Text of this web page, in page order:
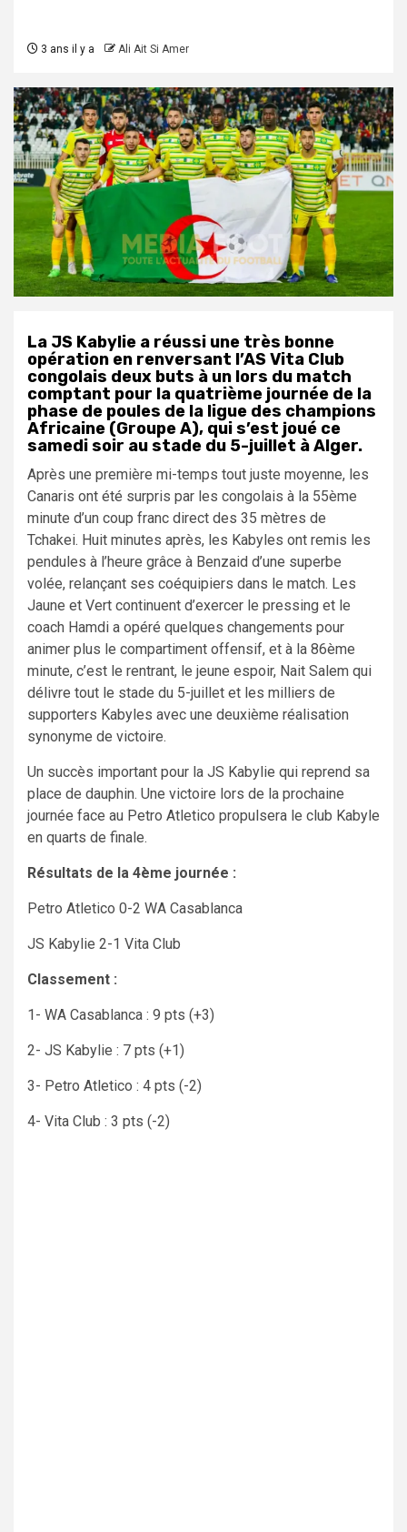
3 ans il y a Ali Ait Si Amer
La JS Kabylie a réussi une très bonne
opération en renversant l’AS Vita Club
congolais deux buts à un lors du match
comptant pour la quatrième journée de la
phase de poules de la ligue des champions
Africaine (Groupe A), qui s’est joué ce
samedi soir au stade du 5-juillet à Alger.
Après une première mi-temps tout juste moyenne, les
Canaris ont été surpris par les congolais à la 55ème
minute d’un coup franc direct des 35 mètres de
Tchakei. Huit minutes après, les Kabyles ont remis les
pendules à l’heure grâce à Benzaid d’une superbe
volée, relançant ses coéquipiers dans le match. Les
Jaune et Vert continuent d’exercer le pressing et le
coach Hamdi a opéré quelques changements pour
animer plus le compartiment offensif, et à la 86ème
minute, c’est le rentrant, le jeune espoir, Nait Salem qui
délivre tout le stade du 5-juillet et les milliers de
supporters Kabyles avec une deuxième réalisation
synonyme de victoire.
Un succès important pour la JS Kabylie qui reprend sa
place de dauphin. Une victoire lors de la prochaine
journée face au Petro Atletico propulsera le club Kabyle
en quarts de finale.
Résultats de la 4ème journée :
Petro Atletico 0-2 WA Casablanca
JS Kabylie 2-1 Vita Club
Classement :
1- WA Casablanca : 9 pts (+3)
2- JS Kabylie : 7 pts (+1)
3- Petro Atletico : 4 pts (-2)
4- Vita Club : 3 pts (-2)